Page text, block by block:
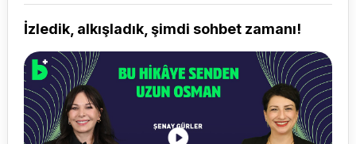
İzledik, alkışladık, şimdi sohbet zamanı!